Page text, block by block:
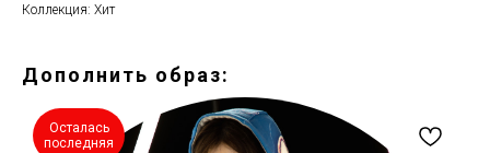
Коллекция: Xит
Дополнить образ:
Осталась
последняя